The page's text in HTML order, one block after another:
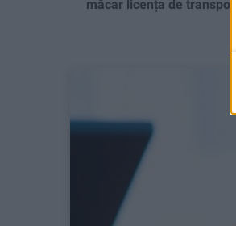
măcar licența de transport!